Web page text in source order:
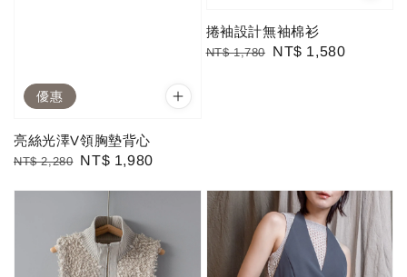
優惠
亮絲光澤V領胸墊背心
Regular
NT$ 2,280 Sale
NT$ 1,980
捲袖設計無袖棉衫
Regular
NT$ 1,780
Sale
NT$ 1,580